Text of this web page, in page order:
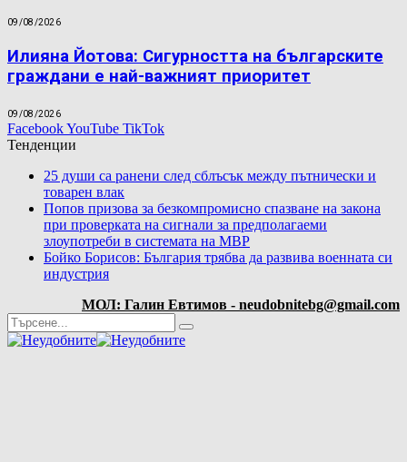
09/08/2026
Илияна Йотова: Сигурността на българските
граждани е най-важният приоритет
09/08/2026
FacebookYouTube TikTok
Тенденции
25 души са ранени след сблъсък между пътнически и
товарен влак
Попов призова за безкомпромисно спазване на закона
при проверката на сигнали за предполагаеми
злоупотреби в системата на МВР
Бойко Борисов: България трябва да развива военната си
индустрия
МОЛ: Галин Евтимов - neudobnitebg@gmail.com